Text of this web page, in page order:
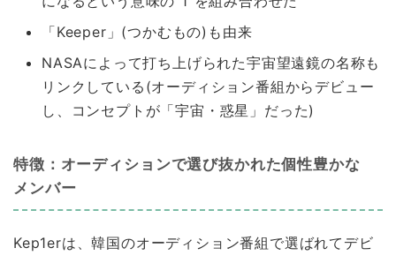
「Keeper」(つかむもの)も由来
NASAによって打ち上げられた宇宙望遠鏡の名称も
リンクしている(オーディション番組からデビュー
し、コンセプトが「宇宙・惑星」だった)
特徴：オーディションで選び抜かれた個性豊かな
メンバー
Kep1erは、韓国のオーディション番組で選ばれてデビ